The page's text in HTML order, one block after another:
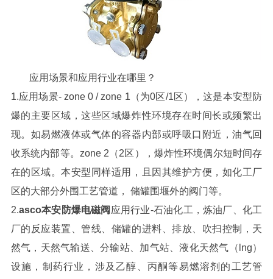
应用场景和应用行业在哪里？
1.应用场景- zone 0 / zone 1（为0区/1区），这是本安型防
爆的主要区域，这些区域爆炸性环境存在时间长或频繁出
现。如易燃液体或气体的容器内部或呼吸口附近，油气回
收系统内部等。zone 2（2区），爆炸性环境偶尔短时间存
在的区域。本安型同样适用，且因其维护方便，如化工厂
区的大部分外围工艺管道， 储罐围堰外的阀门等。
2.asco本安防爆电磁阀 应用行业-石油化工，炼油厂、化工
厂的反应装置、管线、储罐的进料、排放、吹扫控制，天
然气，天然气输送、分输站、加气站、液化天然气（lng）
设施，制药行业，涉及乙醇、丙酮等易燃溶剂的工艺管